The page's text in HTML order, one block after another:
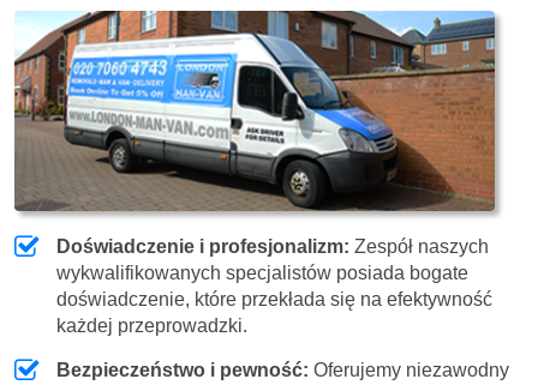
Doświadczenie i profesjonalizm: Zespół naszych
wykwalifikowanych specjalistów posiada bogate
doświadczenie, które przekłada się na efektywność
każdej przeprowadzki.
Bezpieczeństwo i pewność: Oferujemy niezawodny